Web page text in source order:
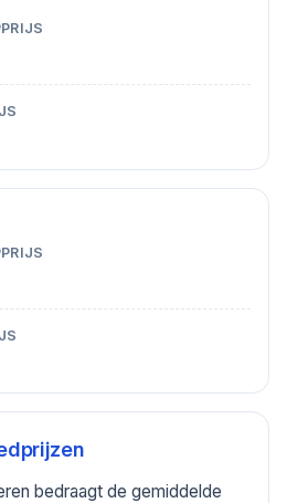
bedraagt de gemiddelde